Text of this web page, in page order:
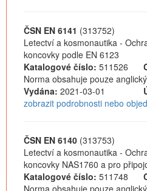
ČSN EN 6141 (313752)
Letectví a kosmonautika -
koncovky podle EN 6123
Katalogové číslo: 511526
Norma obsahuje pouze
Vydána: 2021-03-01
zobrazit podrobnosti nebo
ČSN EN 6140 (313753)
Letectví a kosmonautika -
koncovky NAS1760 a pro
Katalogové číslo: 511748
Norma obsahuje pouze